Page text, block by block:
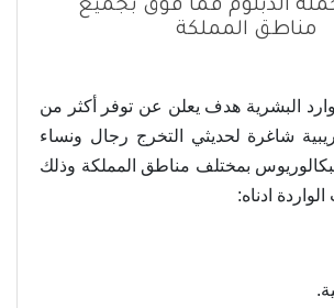
الدبلوم فما فوق بجميع
مناطق المملكة
البشرية هدف يعلن عن توفر أكثر من
تدريبية شاغرة لحديثي التخرج رجال ونساء
بمختلف مناطق المملكة وذلك
ادناه: